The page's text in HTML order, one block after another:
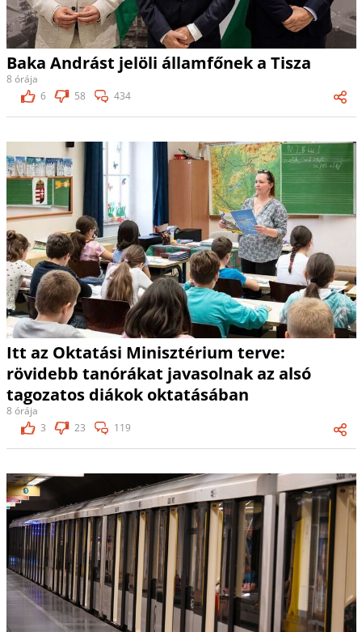
Baka Andrást jelöli államfőnek a Tisza
8 órája
6
58 434
Itt az Oktatási Minisztérium terve:
rövidebb tanórákat javasolnak az alsó
tagozatos diákok oktatásában
8 órája
3
23 119